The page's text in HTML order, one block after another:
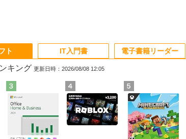
ト
キング 更新日時：2026/08/08 12:05
IT入門書 電子書籍リーダー